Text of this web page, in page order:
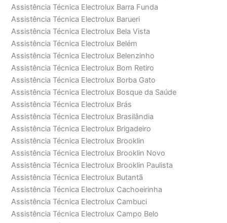
Assistência Técnica Electrolux Barra Funda
Assistência Técnica Electrolux Barueri
Assistência Técnica Electrolux Bela Vista
Assistência Técnica Electrolux Belém
Assistência Técnica Electrolux Belenzinho
Assistência Técnica Electrolux Bom Retiro
Assistência Técnica Electrolux Borba Gato
Assistência Técnica Electrolux Bosque da Saúde
Assistência Técnica Electrolux Brás
Assistência Técnica Electrolux Brasilândia
Assistência Técnica Electrolux Brigadeiro
Assistência Técnica Electrolux Brooklin
Assistência Técnica Electrolux Brooklin Novo
Assistência Técnica Electrolux Brooklin Paulista
Assistência Técnica Electrolux Butantã
Assistência Técnica Electrolux Cachoeirinha
Assistência Técnica Electrolux Cambuci
Assistência Técnica Electrolux Campo Belo